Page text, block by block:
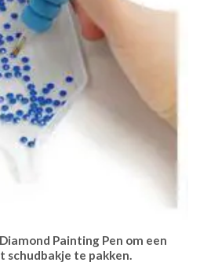
Painting Pen om een
schudbakje te pakken.